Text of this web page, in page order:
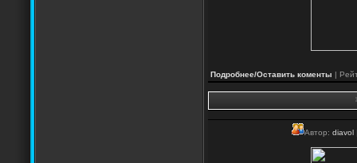
Подробнее/Оставить коменты |
Автор: diavol